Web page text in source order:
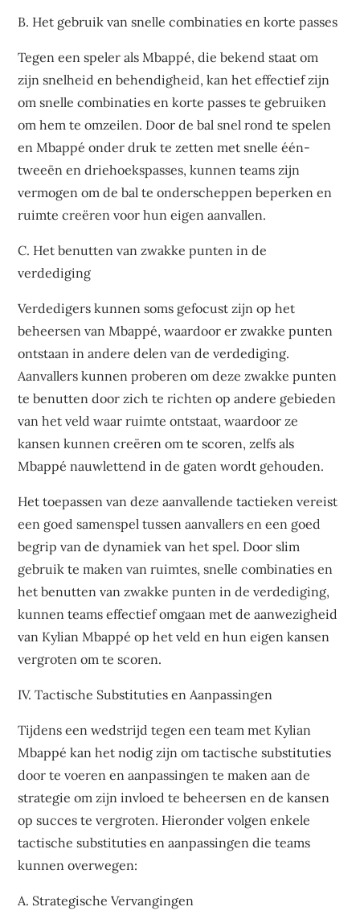
B. Het gebruik van snelle combinaties en korte passes
Tegen een speler als Mbappé, die bekend staat om
zijn snelheid en behendigheid, kan het effectief zijn
om snelle combinaties en korte passes te gebruiken
om hem te omzeilen. Door de bal snel rond te spelen
en Mbappé onder druk te zetten met snelle één-
tweeën en driehoekspasses, kunnen teams zijn
vermogen om de bal te onderscheppen beperken en
ruimte creëren voor hun eigen aanvallen.
C. Het benutten van zwakke punten in de
verdediging
Verdedigers kunnen soms gefocust zijn op het
beheersen van Mbappé, waardoor er zwakke punten
ontstaan in andere delen van de verdediging.
Aanvallers kunnen proberen om deze zwakke punten
te benutten door zich te richten op andere gebieden
van het veld waar ruimte ontstaat, waardoor ze
kansen kunnen creëren om te scoren, zelfs als
Mbappé nauwlettend in de gaten wordt gehouden.
Het toepassen van deze aanvallende tactieken vereist
een goed samenspel tussen aanvallers en een goed
begrip van de dynamiek van het spel. Door slim
gebruik te maken van ruimtes, snelle combinaties en
het benutten van zwakke punten in de verdediging,
kunnen teams effectief omgaan met de aanwezigheid
van Kylian Mbappé op het veld en hun eigen kansen
vergroten om te scoren.
IV. Tactische Substituties en Aanpassingen
Tijdens een wedstrijd tegen een team met Kylian
Mbappé kan het nodig zijn om tactische substituties
door te voeren en aanpassingen te maken aan de
strategie om zijn invloed te beheersen en de kansen
op succes te vergroten. Hieronder volgen enkele
tactische substituties en aanpassingen die teams
kunnen overwegen:
A. Strategische Vervangingen